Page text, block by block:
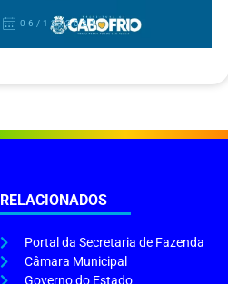
06/12/2024
RELACIONADOS
Portal da Secretaria de Fazenda
Câmara Municipal
Governo do Estado